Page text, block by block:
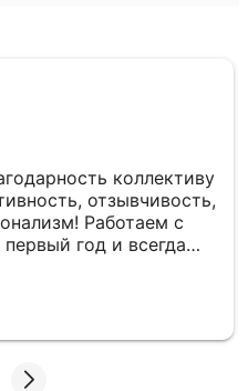
коллективу
отзывчивость,
Работаем с
год и всегда
отправки всегда
не подвела
и дадут